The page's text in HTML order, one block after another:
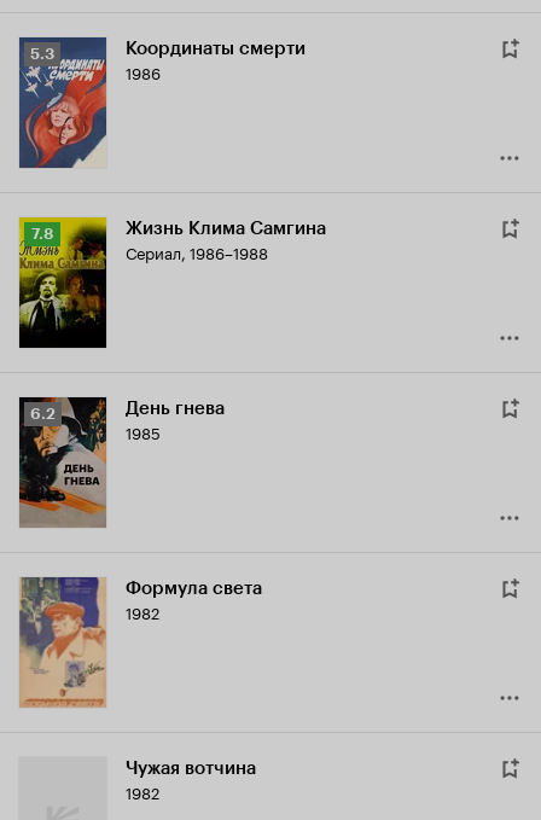
Рейтинг
Кинопоиска
5.3
5.3 Координаты смерти
1986
Рейтинг
Кинопоиска
7.8
7.8 Жизнь Клима Самгина
Сериал, 1986–1988
Рейтинг
Кинопоиска
6.2
6.2 День гнева
1985
Формула света
1982
Чужая вотчина
1982